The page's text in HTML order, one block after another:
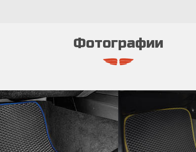
Фотографии